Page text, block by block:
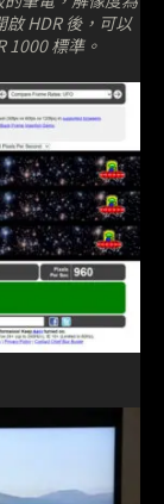
HDR 後，可以
1000 標準。